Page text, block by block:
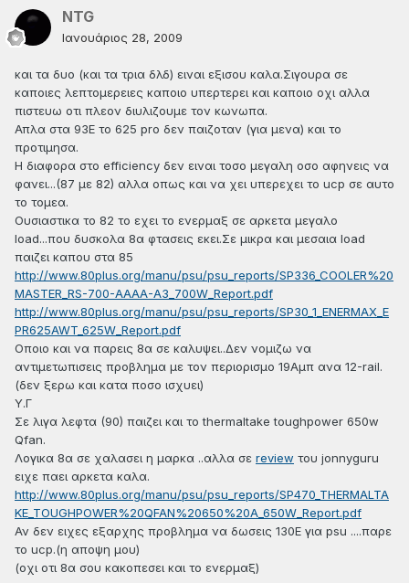
ΝTG
Ιανουάριος 28, 2009
και τα δυο (και τα τρια δλδ) ειναι εξισου καλα.Σιγουρα σε
καποιες λεπτομερειες καποιο υπερτερει και καποιο οχι αλλα
πιστευω οτι πλεον διυλιζουμε τον κωνωπα.
Απλα στα 93Ε το 625 pro δεν παιζοταν (για μενα) και το
προτιμησα.
Η διαφορα στο efficiency δεν ειναι τοσο μεγαλη οσο αφηνεις να
φανει...(87 με 82) αλλα οπως και να χει υπερεχει το ucp σε αυτο
το τομεα.
Ουσιαστικα το 82 το εχει το ενερμαξ σε αρκετα μεγαλο
load...που δυσκολα 8α φτασεις εκει.Σε μικρα και μεσαια load
παιζει καπου στα 85
http://www.80plus.org/manu/psu/psu_reports/SP336_COOLER%20
MASTER_RS-700-AAAA-A3_700W_Report.pdf
http://www.80plus.org/manu/psu/psu_reports/SP30_1_ENERMAX_E
PR625AWT_625W_Report.pdf
Oποιο και να παρεις 8α σε καλυψει..Δεν νομιζω να
αντιμετωπισεις προβλημα με τον περιορισμο 19Αμπ ανα 12-rail.
(δεν ξερω και κατα ποσο ισχυει)
Υ.Γ
Σε λιγα λεφτα (90) παιζει και το thermaltake toughpower 650w
Qfan.
Λογικα 8α σε χαλασει η μαρκα ..αλλα σε review του jonnyguru
ειχε παει αρκετα καλα.
http://www.80plus.org/manu/psu/psu_reports/SP470_THERMALTA
KE_TOUGHPOWER%20QFAN%20650%20A_650W_Report.pdf
Αν δεν ειχες εξαρχης προβλημα να δωσεις 130Ε για psu ....παρε
το ucp.(η αποψη μου)
(οχι οτι 8α σου κακοπεσει και το ενερμαξ)